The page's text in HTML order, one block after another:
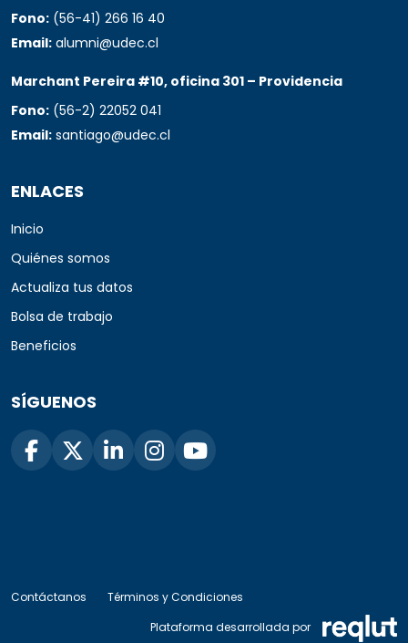
Fono: (56-41) 266 16 40
Email: alumni@udec.cl
Marchant Pereira #10, oficina 301 – Providencia
Fono: (56-2) 22052 041
Email: santiago@udec.cl
ENLACES
Inicio
Quiénes somos
Actualiza tus datos
Bolsa de trabajo
Beneficios
SÍGUENOS
Contáctanos
Términos y Condiciones
Plataforma desarrollada por